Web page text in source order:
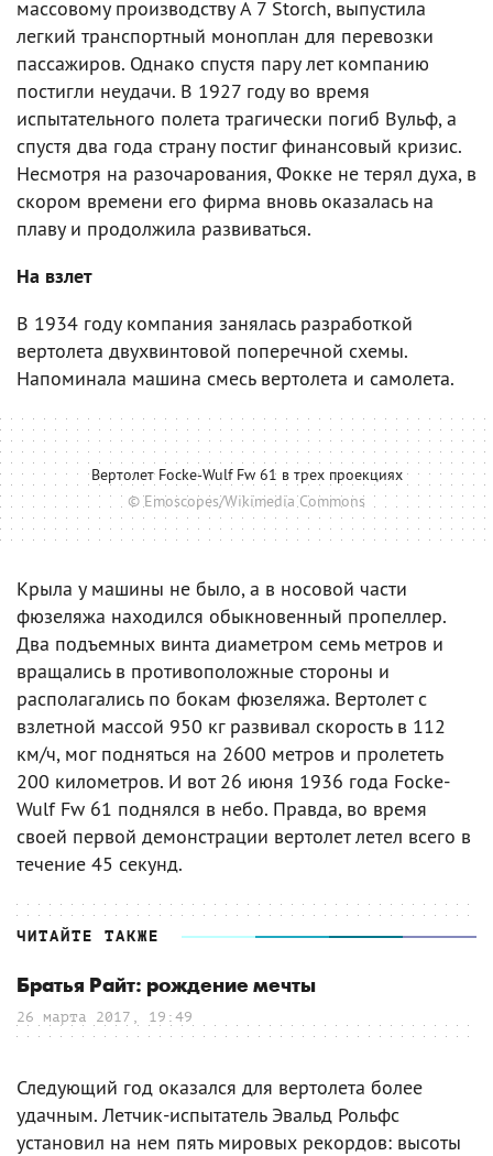
массовому производству A 7 Storch, выпустила
легкий транспортный моноплан для перевозки
пассажиров. Однако спустя пару лет компанию
постигли неудачи. В 1927 году во время
испытательного полета трагически погиб Вульф, а
спустя два года страну постиг финансовый кризис.
Несмотря на разочарования, Фокке не терял духа, в
скором времени его фирма вновь оказалась на
плаву и продолжила развиваться.
На взлет
В 1934 году компания занялась разработкой
вертолета двухвинтовой поперечной схемы.
Напоминала машина смесь вертолета и самолета.
Вертолет Focke-Wulf Fw 61 в трех проекциях
© Emoscopes/Wikimedia Commons
Крыла у машины не было, а в носовой части
фюзеляжа находился обыкновенный пропеллер.
Два подъемных винта диаметром семь метров и
вращались в противоположные стороны и
располагались по бокам фюзеляжа. Вертолет с
взлетной массой 950 кг развивал скорость в 112
км/ч, мог подняться на 2600 метров и пролететь
200 километров. И вот 26 июня 1936 года Focke-
Wulf Fw 61 поднялся в небо. Правда, во время
своей первой демонстрации вертолет летел всего в
течение 45 секунд.
ЧИТАЙТЕ ТАКЖЕ
Братья Райт: рождение мечты
26 марта 2017, 19:49
Следующий год оказался для вертолета более
удачным. Летчик-испытатель Эвальд Рольфс
установил на нем пять мировых рекордов: высоты